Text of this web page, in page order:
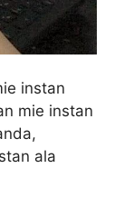
instan
mie instan
ala